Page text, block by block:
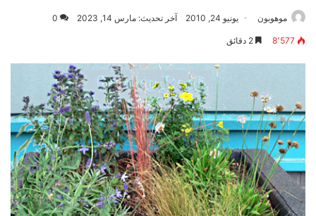
موهوبون يونيو 24, 2010 آخر تحديث: مارس 14, 2023 0
8٬577